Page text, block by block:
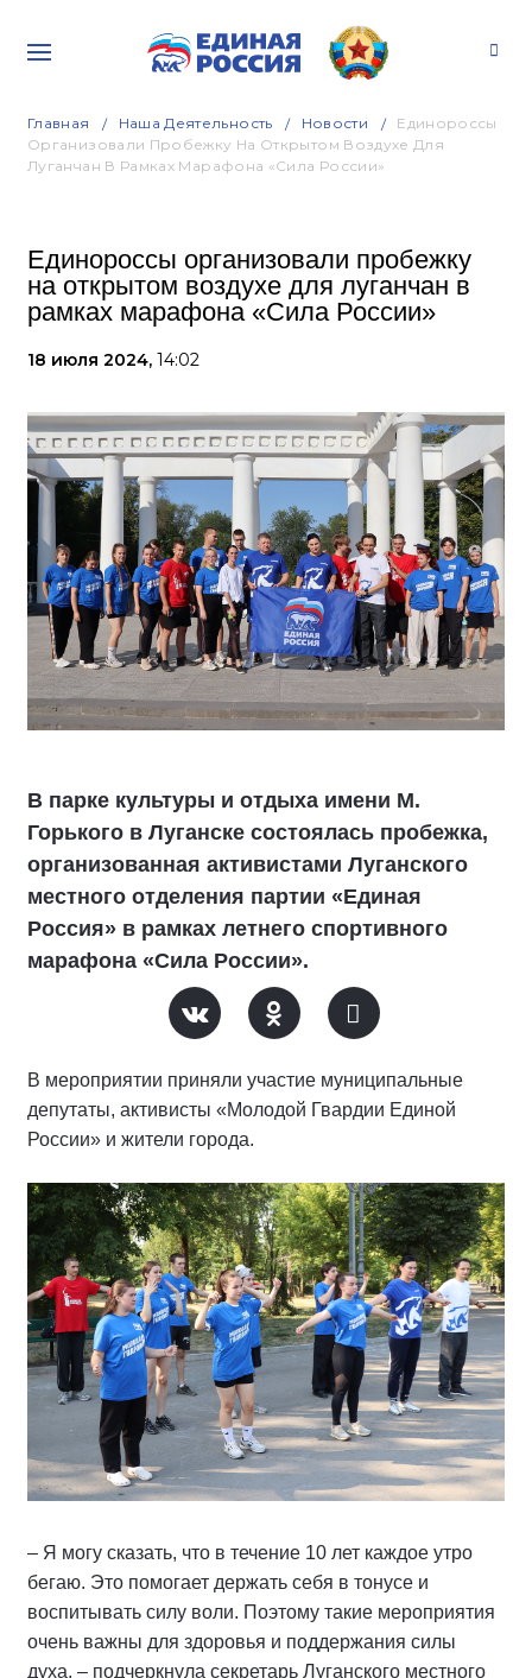
Главная Наша Деятельность Новости
Единороссы
Организовали Пробежку На Открытом Воздухе Для
Луганчан В Рамках Марафона «Сила России»
Единороссы организовали пробежку
на открытом воздухе для луганчан в
рамках марафона «Сила России»
18 июля 2024, 14:02
В парке культуры и отдыха имени М.
Горького в Луганске состоялась пробежка,
организованная активистами Луганского
местного отделения партии «Единая
Россия» в рамках летнего спортивного
марафона «Сила России».
В мероприятии приняли участие муниципальные
депутаты, активисты «Молодой Гвардии Единой
России» и жители города.
– Я могу сказать, что в течение 10 лет каждое утро
бегаю. Это помогает держать себя в тонусе и
воспитывать силу воли. Поэтому такие мероприятия
очень важны для здоровья и поддержания силы
духа, – подчеркнула секретарь Луганского местного